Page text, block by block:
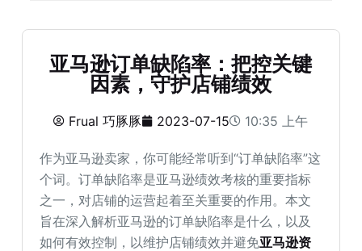
亚马逊订单缺陷率：把控关键
因素，守护店铺绩效
Frual 巧豚豚 2023-07-15 10:35 上午
作为亚马逊卖家，你可能经常听到“订单缺陷率”这
个词。订单缺陷率是亚马逊绩效考核的重要指标
之一，对店铺的运营起着至关重要的作用。本文
旨在深入解析亚马逊的订单缺陷率是什么，以及
如何有效控制，以维护店铺绩效并避免亚马逊资